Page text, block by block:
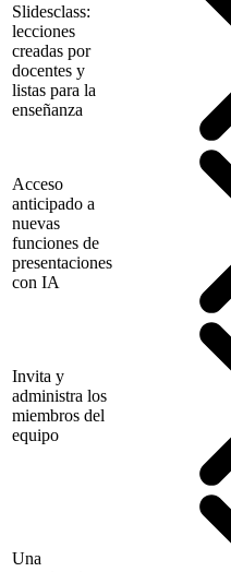
Slidesclass:
lecciones
creadas por
docentes y
listas para la
enseñanza
Acceso
anticipado a
nuevas
funciones de
presentaciones
con IA
Invita y
administra los
miembros del
equipo
Una